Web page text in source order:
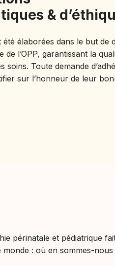
&
élaborées dans le but de
de l’OPP, garantissant la
soins. Toute demande
sur l’honneur de leur
périnatale et pédiatrique
: où en sommes-nous